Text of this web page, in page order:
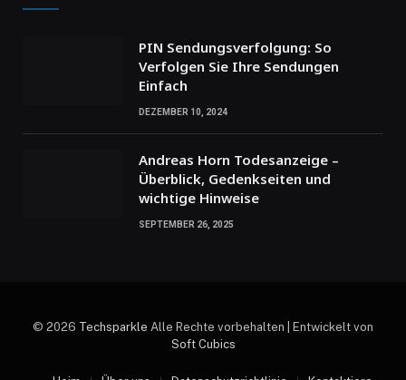
PIN Sendungsverfolgung: So
Verfolgen Sie Ihre Sendungen
Einfach
DEZEMBER 10, 2024
Andreas Horn Todesanzeige –
Überblick, Gedenkseiten und
wichtige Hinweise
SEPTEMBER 26, 2025
© 2026 Techsparkle Alle Rechte vorbehalten | Entwickelt von
Soft Cubics